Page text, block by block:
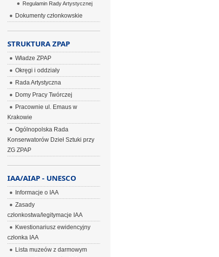
Regulamin Rady Artystycznej
Dokumenty członkowskie
STRUKTURA ZPAP
Władze ZPAP
Okręgi i oddziały
Rada Artystyczna
Domy Pracy Twórczej
Pracownie ul. Emaus w
Krakowie
Ogólnopolska Rada
Konserwatorów Dzieł Sztuki przy
ZG ZPAP
IAA/AIAP - UNESCO
Informacje o IAA
Zasady
członkostwa/legitymacje IAA
Kwestionariusz ewidencyjny
członka IAA
Lista muzeów z darmowym